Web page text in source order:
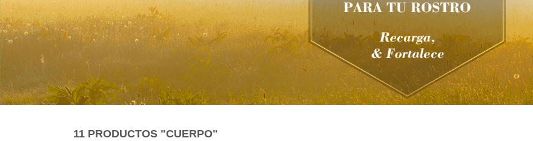
11 PRODUCTOS "CUERPO"